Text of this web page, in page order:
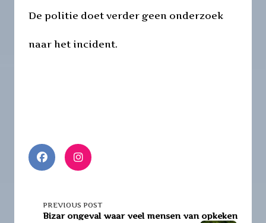
De politie doet verder geen onderzoek
naar het incident.
<span
PREVIOUS POST
Bizar ongeval waar veel mensen van opkeken